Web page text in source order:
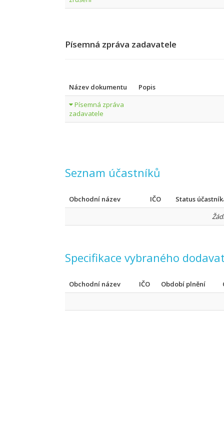
Písemná zpráva zadavatele
Název dokumentu
Popis
Písemná zpráva
zadavatele
Seznam účastníků
Obchodní název IČO
Status
Specifikace vybraného
Obchodní název IČO Období plnění